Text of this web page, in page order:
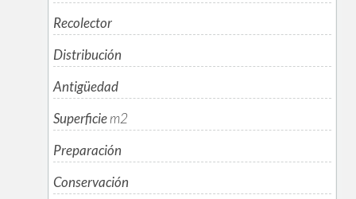
Recolector
Distribución
Antigüedad
Superficiem2
Preparación
Conservación